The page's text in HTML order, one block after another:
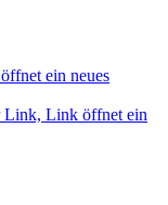
ein neues
Link, Link öffnet ein